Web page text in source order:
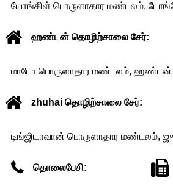
யோங்கிள் பொருளாதார மண்டலம்,
ஹண்டன் தொழிற்சாலை சேர்:
மாடோ பொருளாதார மண்டலம், ஹண்டன்
zhuhai தொழிற்சாலை சேர்:
டிங்ஜியாவான் பொருளாதார மண்டலம்,
தொலைபேசி: